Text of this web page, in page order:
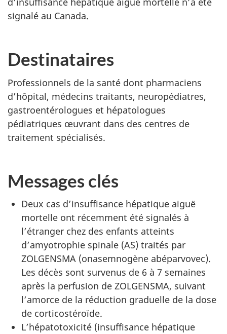
signalé au Canada.
Destinataires
Professionnels de la santé dont pharmaciens
d’hôpital, médecins traitants, neuropédiatres,
gastroentérologues et hépatologues
pédiatriques œuvrant dans des centres de
traitement spécialisés.
Messages clés
Deux cas d’insuffisance hépatique aiguë
mortelle ont récemment été signalés à
l’étranger chez des enfants atteints
d’amyotrophie spinale (AS) traités par
ZOLGENSMA (onasemnogène abéparvovec).
Les décès sont survenus de 6 à 7 semaines
après la perfusion de ZOLGENSMA, suivant
l’amorce de la réduction graduelle de la dose
de corticostéroïde.
L’hépatotoxicité (insuffisance hépatique